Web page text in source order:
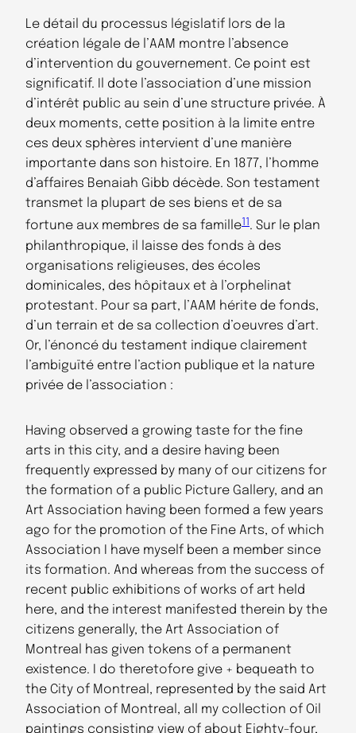
Le détail du processus législatif lors de la
création légale de l’AAM montre l’absence
d’intervention du gouvernement. Ce point est
significatif. Il dote l’association d’une mission
d’intérêt public au sein d’une structure privée. À
deux moments, cette position à la limite entre
ces deux sphères intervient d’une manière
importante dans son histoire. En 1877, l’homme
d’affaires Benaiah Gibb décède. Son testament
transmet la plupart de ses biens et de sa
fortune aux membres de sa famille11 . Sur le plan
philanthropique, il laisse des fonds à des
organisations religieuses, des écoles
dominicales, des hôpitaux et à l’orphelinat
protestant. Pour sa part, l’AAM hérite de fonds,
d’un terrain et de sa collection d’oeuvres d’art.
Or, l’énoncé du testament indique clairement
l’ambiguïté entre l’action publique et la nature
privée de l’association :
Having observed a growing taste for the fine
arts in this city, and a desire having been
frequently expressed by many of our citizens for
the formation of a public Picture Gallery, and an
Art Association having been formed a few years
ago for the promotion of the Fine Arts, of which
Association I have myself been a member since
its formation. And whereas from the success of
recent public exhibitions of works of art held
here, and the interest manifested therein by the
citizens generally, the Art Association of
Montreal has given tokens of a permanent
existence. I do theretofore give + bequeath to
the City of Montreal, represented by the said Art
Association of Montreal, all my collection of Oil
paintings consisting view of about Eighty-four,